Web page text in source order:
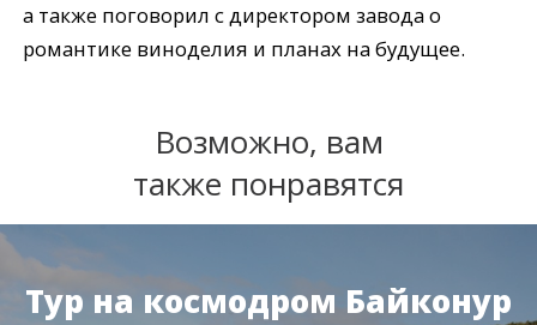
а также поговорил с директором завода о
романтике виноделия и планах на будущее.
Возможно, вам
также понравятся
Тур на космодром Байконур